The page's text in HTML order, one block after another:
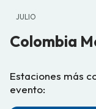
JULIO
Colombia
Estaciones más
evento: